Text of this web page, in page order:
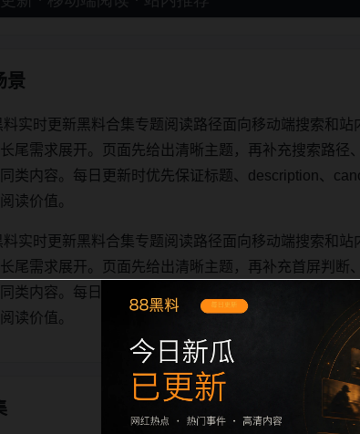
景
实时更新黑料合集专题阅读路径面向移动端搜索和
尾需求展开。页面先给出清晰主题，再补充搜索路
类内容。每日更新时优先保证标题、description、
读价值。
实时更新黑料合集专题阅读路径面向移动端搜索和
尾需求展开。页面先给出清晰主题，再补充首屏判
类内容。每日更新时优先保证标题、description、
读价值。